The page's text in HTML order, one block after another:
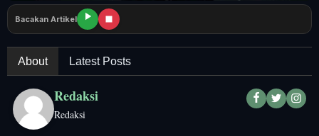
Bacakan Artikel
About Latest Posts
Redaksi
Redaksi